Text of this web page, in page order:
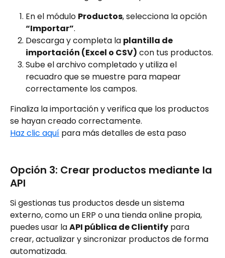
En el módulo Productos, selecciona la opción
“Importar”.
Descarga y completa la plantilla de
importación (Excel o CSV) con tus productos.
Sube el archivo completado y utiliza el
recuadro que se muestre para mapear
correctamente los campos.
Finaliza la importación y verifica que los productos
se hayan creado correctamente.
Haz clic aquí para más detalles de esta paso
Opción 3: Crear productos mediante la
API
Si gestionas tus productos desde un sistema
externo, como un ERP o una tienda online propia,
puedes usar la API pública de Clientify para
crear, actualizar y sincronizar productos de forma
automatizada.